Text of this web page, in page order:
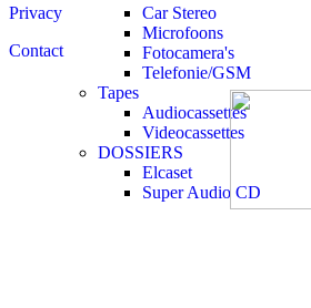
Privacy
Contact
Car Stereo
Microfoons
Fotocamera's
Telefonie/GSM
Tapes
Audiocassettes
Videocassettes
DOSSIERS
Elcaset
Super Audio CD